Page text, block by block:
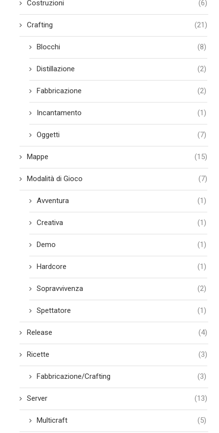
Costruzioni (6)
Crafting (21)
Blocchi (8)
Distillazione (2)
Fabbricazione (2)
Incantamento (1)
Oggetti (7)
Mappe (15)
Modalità di Gioco (7)
Avventura (1)
Creativa (1)
Demo (1)
Hardcore (1)
Sopravvivenza (2)
Spettatore (1)
Release (4)
Ricette (3)
Fabbricazione/Crafting (3)
Server (13)
Multicraft (5)